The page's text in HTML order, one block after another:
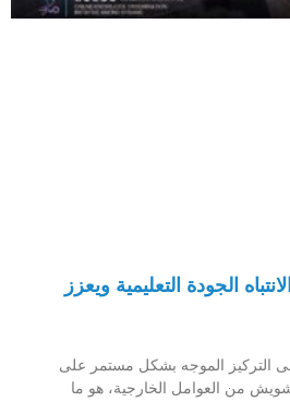
الجودة التعليمية ويعزز
التركيز الموجه بشكل مستمر على
من العوامل الخارجية، هو ما